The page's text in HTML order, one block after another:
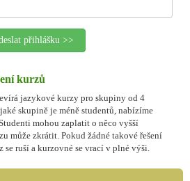
kurzů
jazykové kurzy pro skupiny od 4
skupině je méně studentů, nabízíme
mohou zaplatit o něco vyšší
může zkrátit. Pokud žádné takové řešení
se ruší a kurzovné se vrací v plné výši.